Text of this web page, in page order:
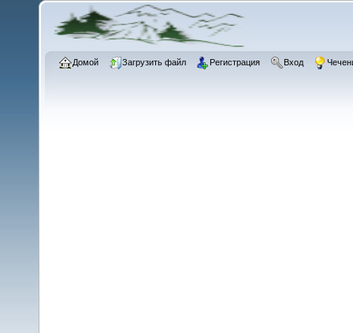
Домой Загрузить файл Регистрация Вход